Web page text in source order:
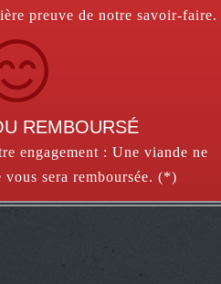
preuve de notre savoir-faire.
REMBOURSÉ
engagement : Une viande ne
sera remboursée. (*)